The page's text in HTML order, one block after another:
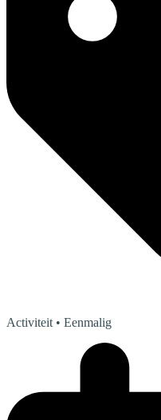
Activiteit • Eenmalig